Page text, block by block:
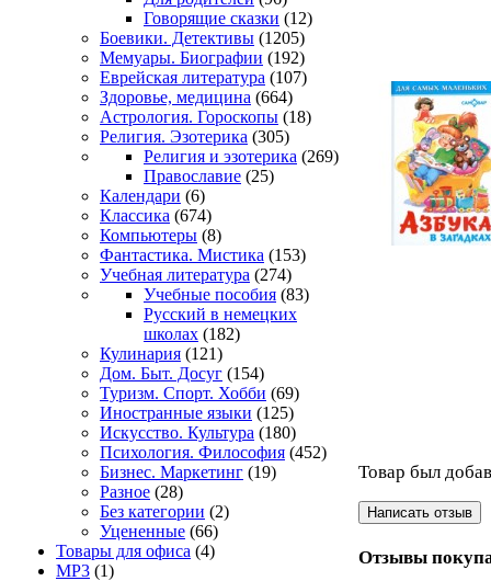
Говорящие сказки (12)
Боевики. Детективы (1205)
Мемуары. Биографии (192)
Еврейская литература (107)
Здоровье, медицина (664)
Астрология. Гороскопы (18)
Религия. Эзотерика (305)
Религия и эзотерика (269)
Православие (25)
Календари (6)
Классика (674)
Компьютеры (8)
Фантастика. Мистика (153)
Учебная литература (274)
Учебные пособия (83)
Русский в немецких
школах (182)
Кулинария (121)
Дом. Быт. Досуг (154)
Туризм. Спорт. Хобби (69)
Иностранные языки (125)
Искусство. Культура (180)
Психология. Философия (452)
Бизнес. Маркетинг (19)
Разное (28)
Без категории (2)
Уцененные (66)
Товары для офиса (4)
MP3 (1)
Товар был
Отзывы